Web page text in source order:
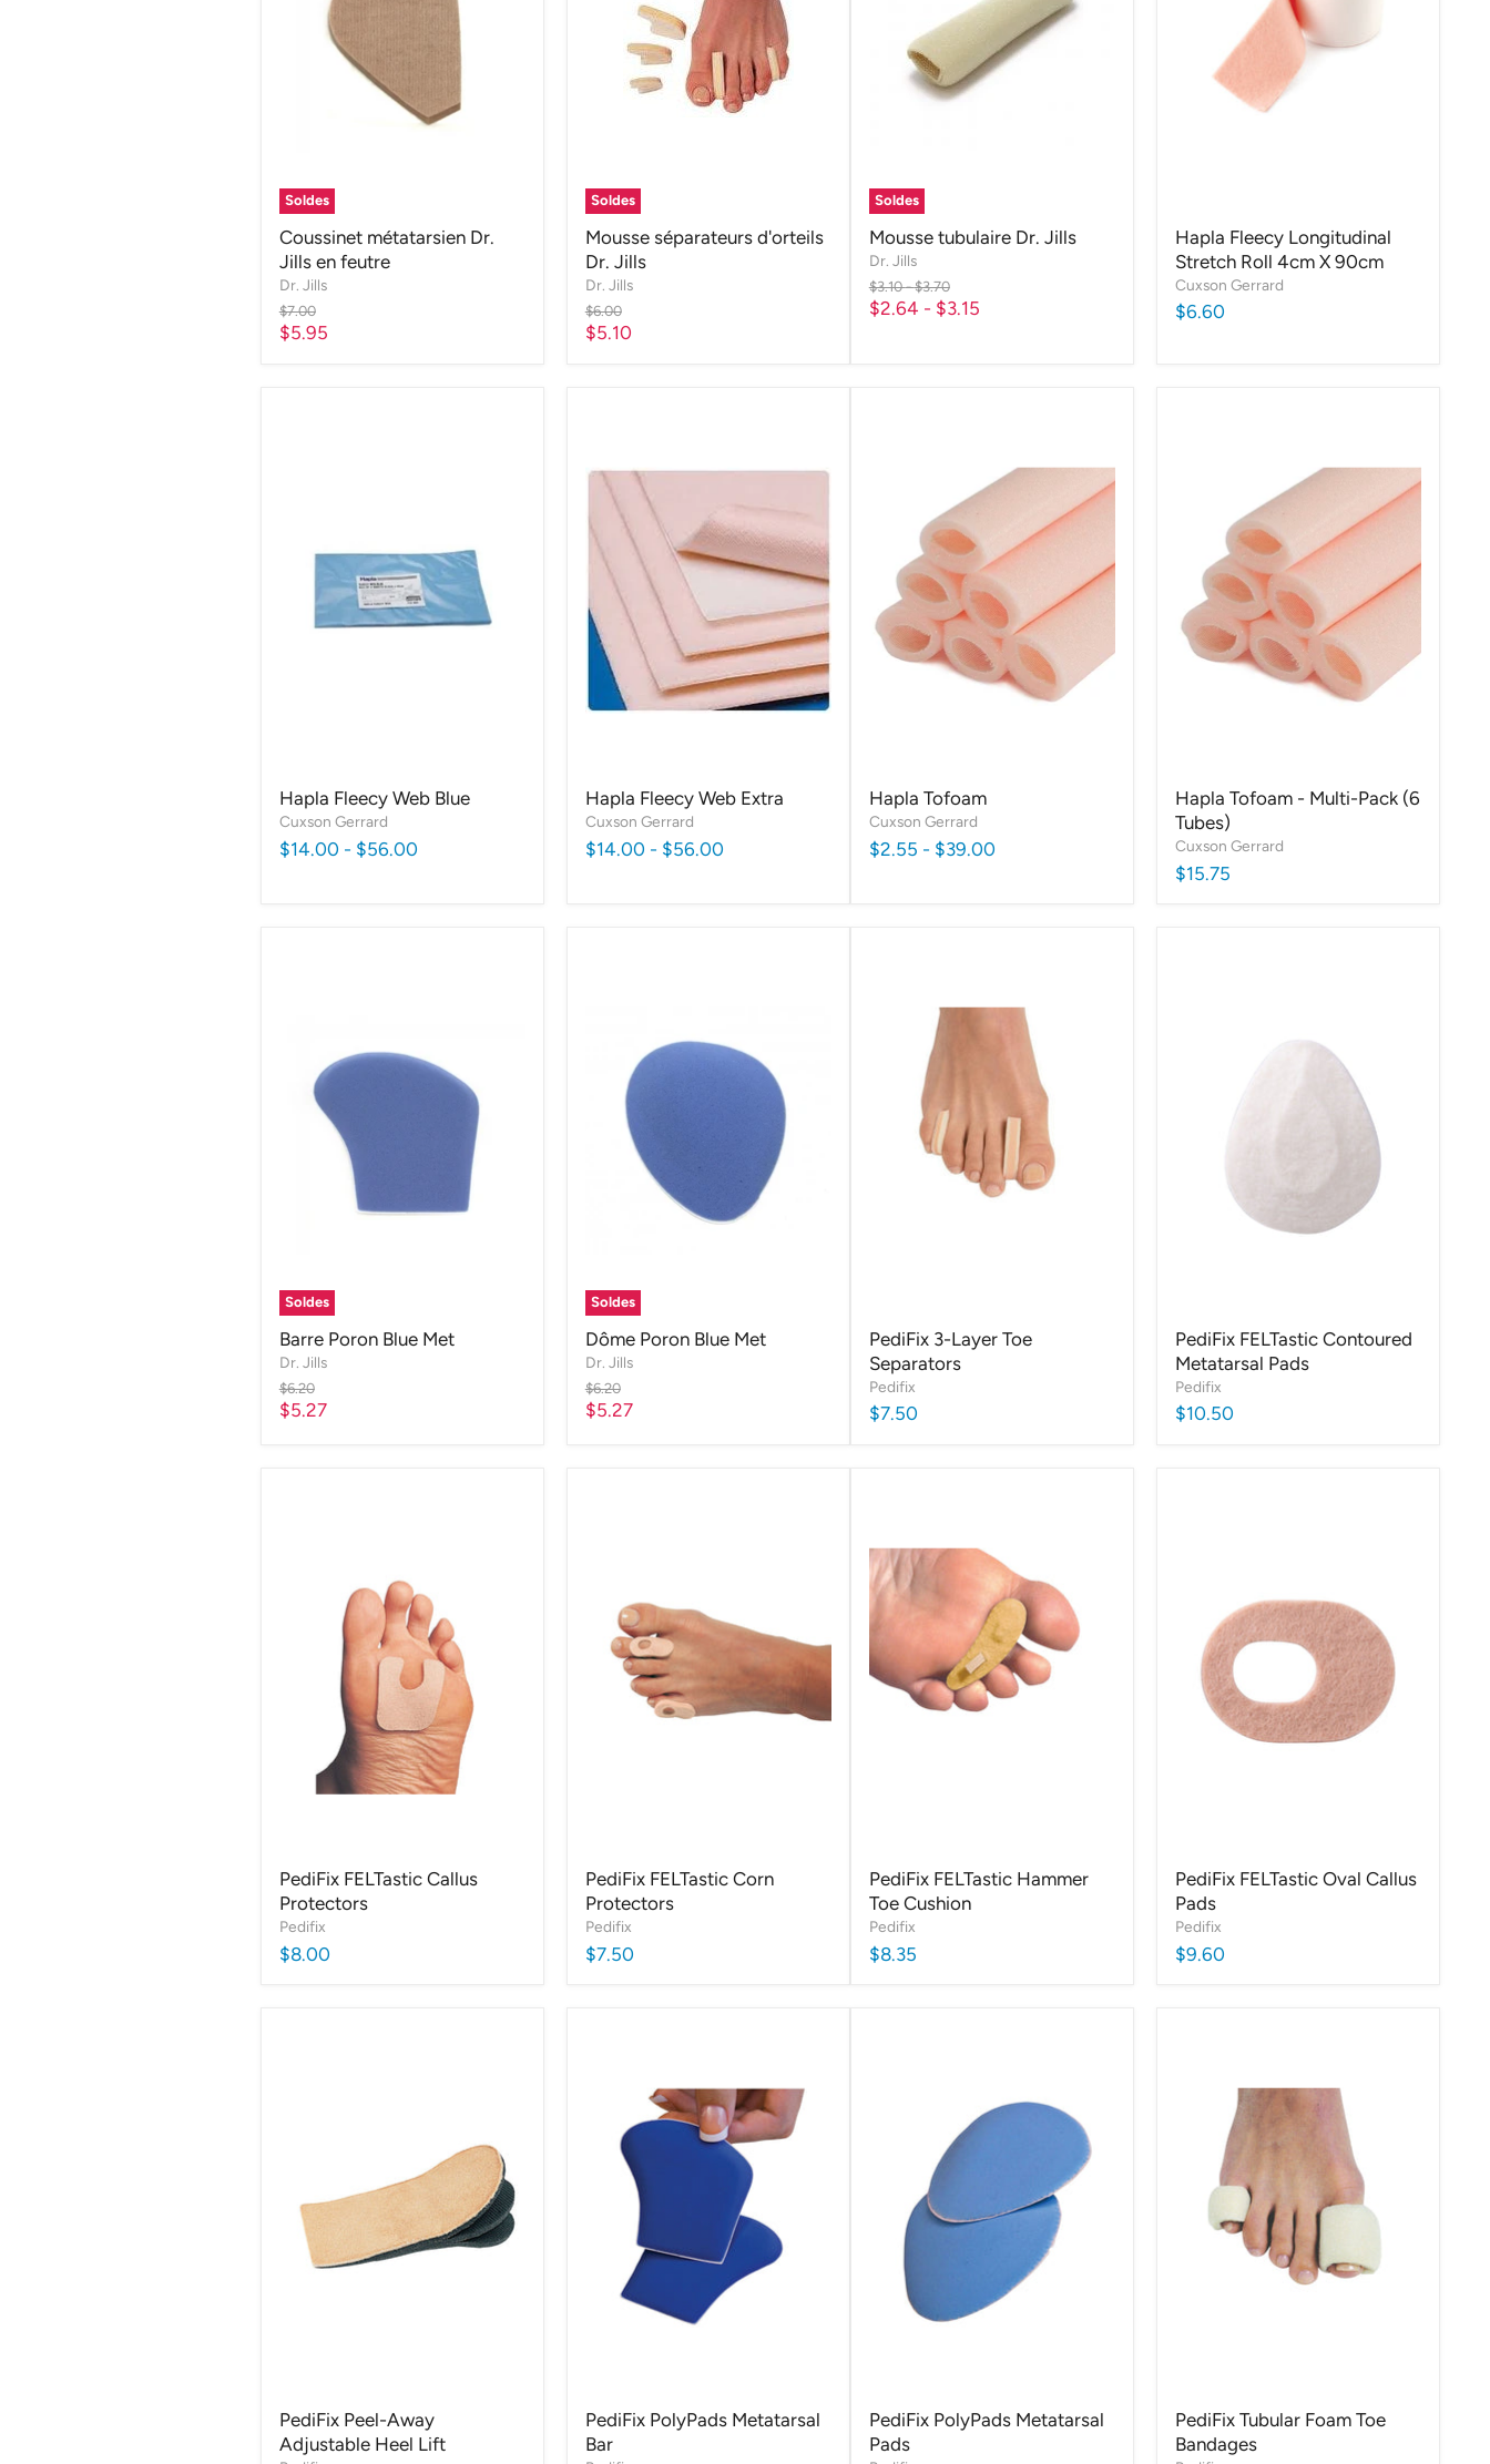
Soldes
Coussinet métatarsien Dr.
Jills en feutre
Dr. Jills
Prix
d'origine
$7.00
Prix
$5.95
Soldes
Mousse séparateurs d'orteils
Dr. Jills
Dr. Jills
Prix
d'origine
$6.00
Prix
$5.10
Soldes
Mousse tubulaire Dr. Jills
Dr. Jills
Prix
d'origine
$3.10-Prix
d'origine
$3.70
$2.64 - $3.15
Hapla Fleecy Longitudinal
Stretch Roll 4cm X 90cm
Cuxson Gerrard
$6.60
Hapla Fleecy Web Blue
Cuxson Gerrard
$14.00 - $56.00
Hapla Fleecy Web Extra
Cuxson Gerrard
$14.00 - $56.00
Hapla Tofoam
Cuxson Gerrard
$2.55 - $39.00
Hapla Tofoam - Multi-Pack (6
Tubes)
Cuxson Gerrard
$15.75
Soldes
Barre Poron Blue Met
Dr. Jills
Prix
d'origine
$6.20
Prix
$5.27
Soldes
Dôme Poron Blue Met
Dr. Jills
Prix
d'origine
$6.20
Prix
$5.27
PediFix 3-Layer Toe
Separators
Pedifix
$7.50
PediFix FELTastic Contoured
Metatarsal Pads
Pedifix
$10.50
PediFix FELTastic Callus
Protectors
Pedifix
$8.00
PediFix FELTastic Corn
Protectors
Pedifix
$7.50
PediFix FELTastic Hammer
Toe Cushion
Pedifix
$8.35
PediFix FELTastic Oval Callus
Pads
Pedifix
$9.60
PediFix Peel-Away
Adjustable Heel Lift
PediFix PolyPads Metatarsal
Bar
PediFix PolyPads Metatarsal
Pads
PediFix Tubular Foam Toe
Bandages